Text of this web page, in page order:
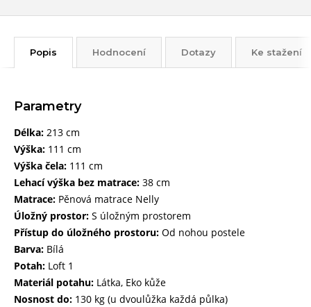
Popis Hodnocení Dotazy Ke stažení
Parametry
Délka: 213 cm
Výška: 111 cm
Výška čela: 111 cm
Lehací výška bez matrace: 38 cm
Matrace: Pěnová matrace Nelly
Úložný prostor: S úložným prostorem
Přístup do úložného prostoru: Od nohou postele
Barva: Bílá
Potah: Loft 1
Materiál potahu: Látka, Eko kůže
Nosnost do: 130 kg (u dvoulůžka každá půlka)